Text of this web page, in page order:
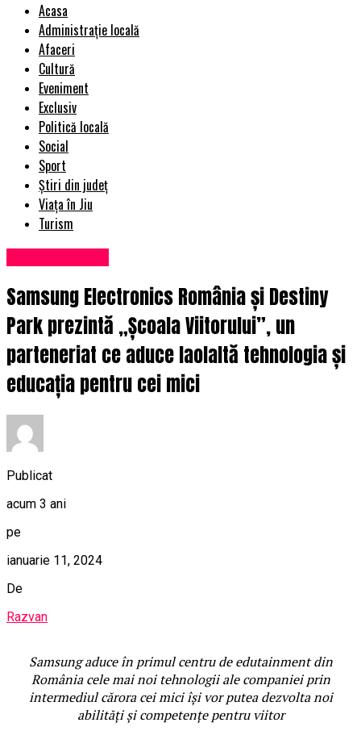
Acasa
Administrație locală
Afaceri
Cultură
Eveniment
Exclusiv
Politică locală
Social
Sport
Știri din județ
Viața în Jiu
Turism
Samsung Electronics România și Destiny
Park prezintă „Școala Viitorului”, un
parteneriat ce aduce laolaltă tehnologia și
educația pentru cei mici
Publicat
acum 3 ani
pe
ianuarie 11, 2024
De
Razvan
Samsung aduceîn primul centru de edutainment din
România cele mai noi tehnologii ale companiei prin
intermediul cărora cei mici își vor putea dezvolta noi
abilități și competențe pentru viitor